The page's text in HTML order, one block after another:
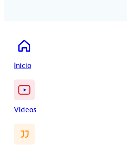
Inicio
Videos